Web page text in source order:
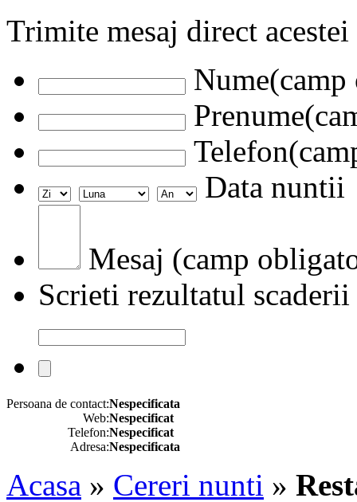
Trimite mesaj direct
Data nuntii
Mesaj (camp
Scrieti rezultatul scaderii
Persoana de contact:Nespecificata
Web:Nespecificat
Telefon:Nespecificat
Adresa:Nespecificata
Acasa » Cereri nunti »